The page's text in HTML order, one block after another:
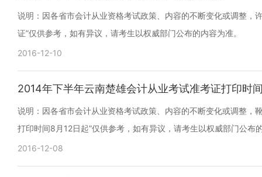
说明：因各省市会计从业资格考试政策、内容的不断变化或调整，
证”仅供参考，如有异议，请考生以权威部门公布的内容为准。
2016-12-10
2014年下半年云南楚雄会计从业考试准考证打印时
说明：因各省市会计从业资格考试政策、内容的不断变化或调整，
打印时间8月12日起”仅供参考，如有异议，请考生以权威部门公布
2016-12-08